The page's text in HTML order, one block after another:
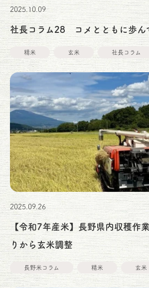
2025.10.09
社長コラム28 コメとともに歩ん
精米 玄米 社長コラム
2025.09.26
【令和7年産米】長野県内収穫作
りから玄米調整
長野米コラム 精米 玄米